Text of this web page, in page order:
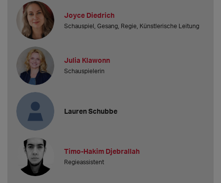
Joyce Diedrich
Schauspiel, Gesang, Regie, Künstlerische Leitung
Julia Klawonn
Schauspielerin
Lauren Schubbe
Timo-Hakim Djebrallah
Regieassistent